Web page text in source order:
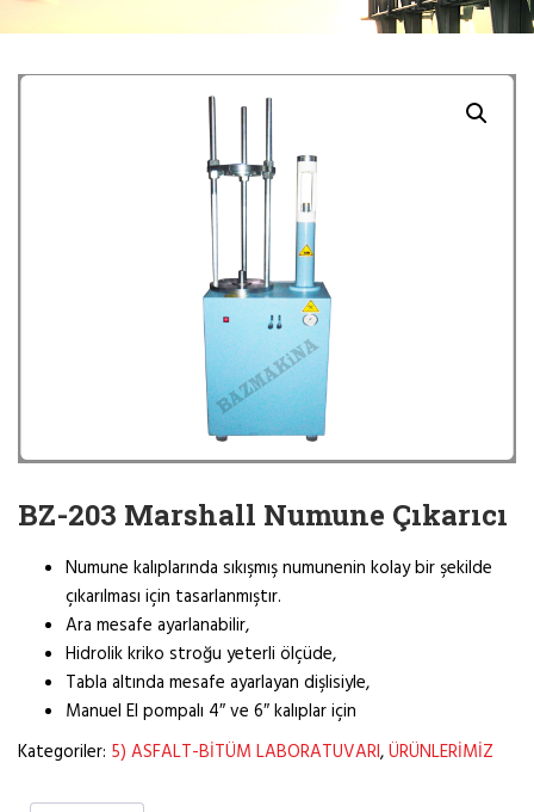
BZ-203 Marshall Numune Çıkarıcı
Numune kalıplarında sıkışmış numunenin kolay bir şekilde
çıkarılması için tasarlanmıştır.
Ara mesafe ayarlanabilir,
Hidrolik kriko stroğu yeterli ölçüde,
Tabla altında mesafe ayarlayan dişlisiyle,
Manuel El pompalı 4″ ve 6″ kalıplar için
Kategoriler: 5) ASFALT-BİTÜM LABORATUVARI,ÜRÜNLERİMİZ